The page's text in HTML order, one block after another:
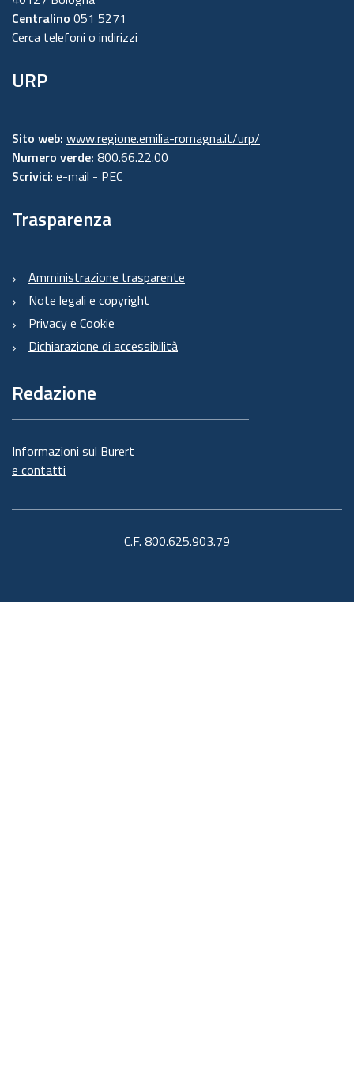
Centralino 051 5271
Cerca telefoni o indirizzi
URP
Sito web: www.regione.emilia-romagna.it/urp/
Numero verde: 800.66.22.00
Scrivici: e-mail - PEC
Trasparenza
Amministrazione trasparente
Note legali e copyright
Privacy e Cookie
Dichiarazione di accessibilità
Redazione
Informazioni sul Burert
e contatti
C.F. 800.625.903.79